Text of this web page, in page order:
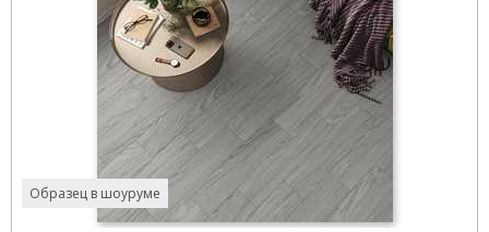
Образец в шоуруме